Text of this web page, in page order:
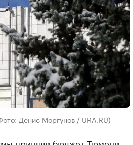
Денис Моргунов / URA.RU)